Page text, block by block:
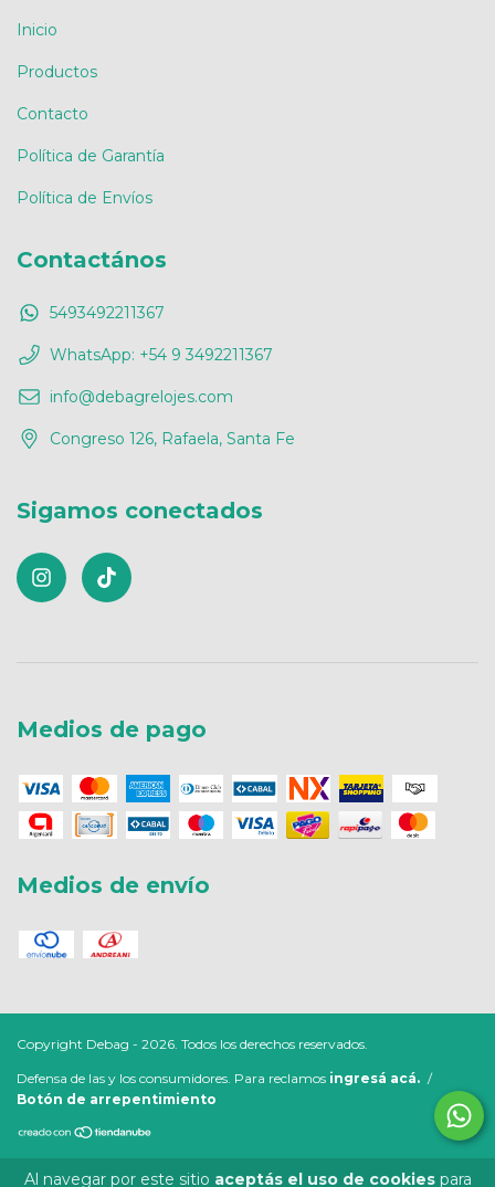
Al navegar por este sitio aceptás el uso de cookiespara
Inicio
Productos
Contacto
Política de Garantía
Política de Envíos
Contactános
5493492211367
WhatsApp: +54 9 3492211367
info@debagrelojes.com
Congreso 126, Rafaela, Santa Fe
Sigamos conectados
Medios de pago
Medios de envío
Copyright Debag - 2026. Todos los derechos reservados.
Defensa de las y los consumidores. Para reclamos ingresá acá. /
Botón de arrepentimiento